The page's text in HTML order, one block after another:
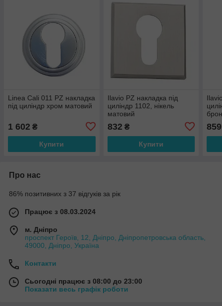
Linea Cali 011 PZ накладка
під циліндр хром матовий
1 602 ₴
Купити
Ilavio PZ накладка під
циліндр 1102, нікель
матовий
832 ₴
Купити
859
Про нас
86% позитивних з 37 відгуків за рік
Працює з 08.03.2024
м. Дніпро
проспект Героїв, 12, Дніпро, Дніпропетровська область,
49000, Дніпро, Україна
Контакти
Сьогодні працює з 08:00 до 23:00
Показати весь графік роботи